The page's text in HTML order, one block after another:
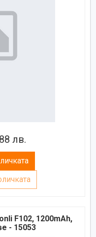
лв.
F102, 1200mAh,
- 15053